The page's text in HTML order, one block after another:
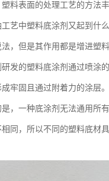
料表面的处理工艺的方法
艺中塑料底涂剂又起到什么
，但是其作用都是增进塑
发的塑料底涂剂通过喷涂
牢固且通过附着力的涂层。
，一种底涂剂无法通用所
同，所以不同的塑料底材